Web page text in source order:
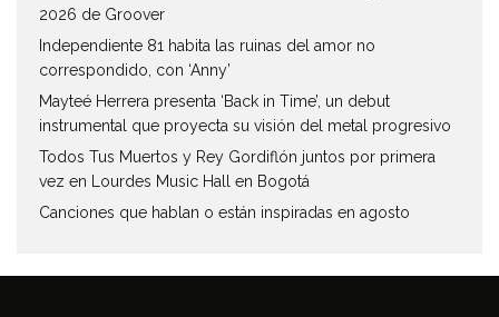
2026 de Groover
Independiente 81 habita las ruinas del amor no
correspondido, con ‘Anny’
Mayteé Herrera presenta ‘Back in Time’, un debut
instrumental que proyecta su visión del metal progresivo
Todos Tus Muertos y Rey Gordiflón juntos por primera
vez en Lourdes Music Hall en Bogotá
Canciones que hablan o están inspiradas en agosto